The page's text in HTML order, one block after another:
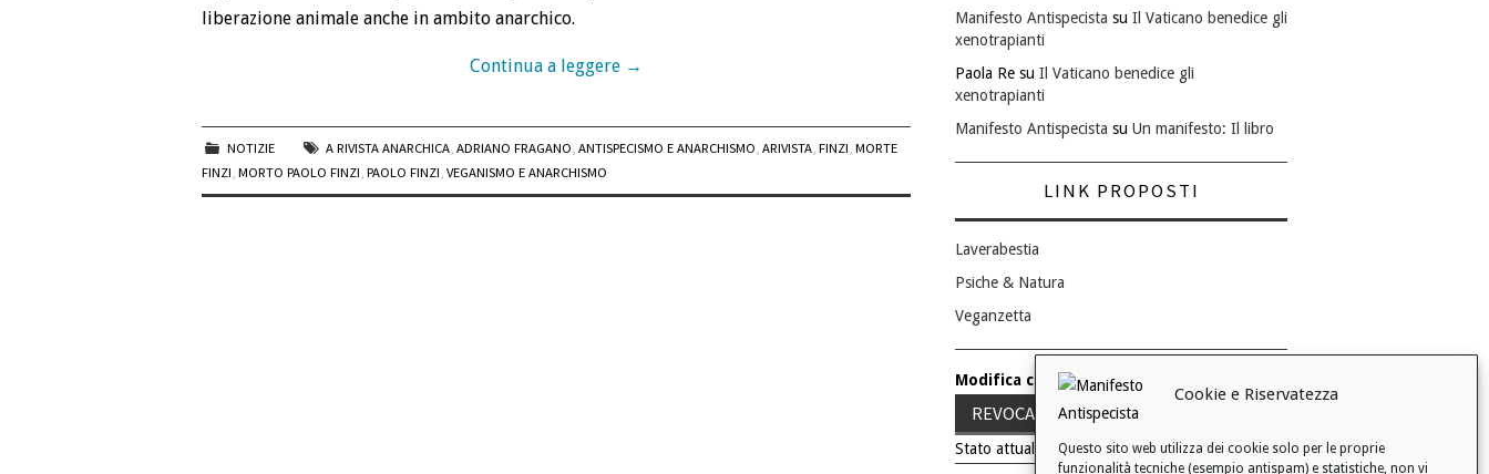
Cookie e Riservatezza
Questo sito web utilizza dei cookie solo per le proprie
funzionalità tecniche (esempio antispam) e statistiche, non vi
liberazione animale anche in ambito anarchico.
Continua a leggere →
NOTIZIE A RIVISTA ANARCHICA,ADRIANO FRAGANO,ANTISPECISMO E ANARCHISMO,ARIVISTA,FINZI,MORTE
FINZI, MORTO PAOLO FINZI, PAOLO FINZI, VEGANISMO E ANARCHISMO
Manifesto Antispecista su Il Vaticano benedice gli
xenotrapianti
Paola Re su Il Vaticano benedice gli
xenotrapianti
Manifesto Antispecista su Un manifesto: Il libro
LINK PROPOSTI
Laverabestia
Psiche & Natura
Veganzetta
Modifica consenso ai cookie
REVOCA IL TUO CONSENSO
Stato attuale: Negato